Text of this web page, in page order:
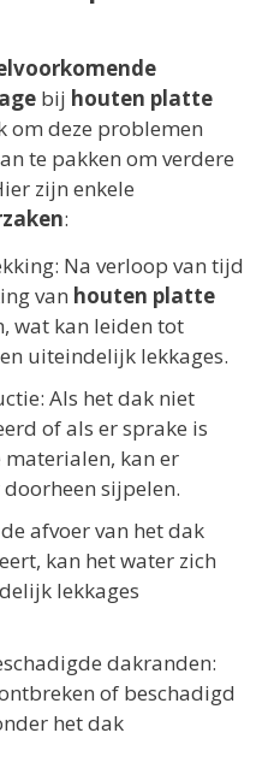
bij houten platte
om deze problemen
te pakken om verdere
zijn enkele
:
Na verloop van tijd
van houten platte
wat kan leiden tot
uiteindelijk lekkages.
Als het dak niet
of als er sprake is
kan er
sijpelen.
afvoer van het dak
kan het water zich
lekkages
dakranden:
of beschadigd
het dak